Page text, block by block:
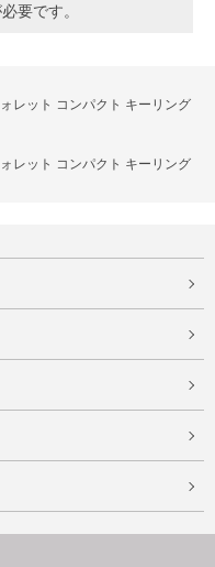
要です。
レット コンパクト キーリング
レット コンパクト キーリング